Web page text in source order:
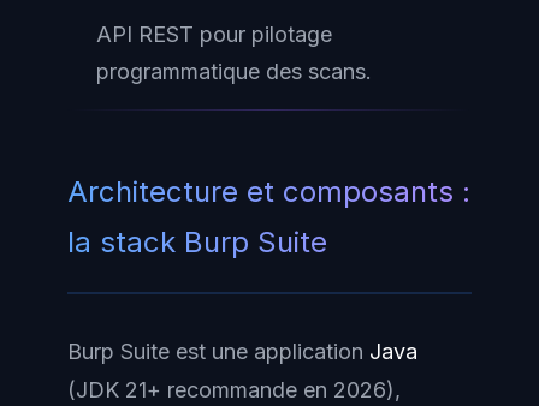
API REST pour pilotage
programmatique des scans.
Architecture et composants :
la stack Burp Suite
Burp Suite est une application Java
(JDK 21+ recommande en 2026),